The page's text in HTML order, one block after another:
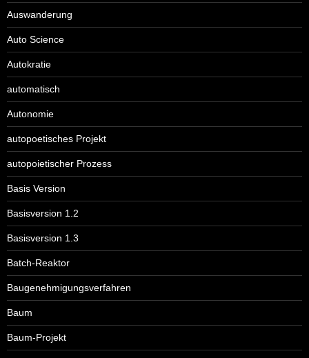
Auswanderung
Auto Science
Autokratie
automatisch
Autonomie
autopoetisches Projekt
autopoietischer Prozess
Basis Version
Basisversion 1.2
Basisversion 1.3
Batch-Reaktor
Baugenehmigungsverfahren
Baum
Baum-Projekt